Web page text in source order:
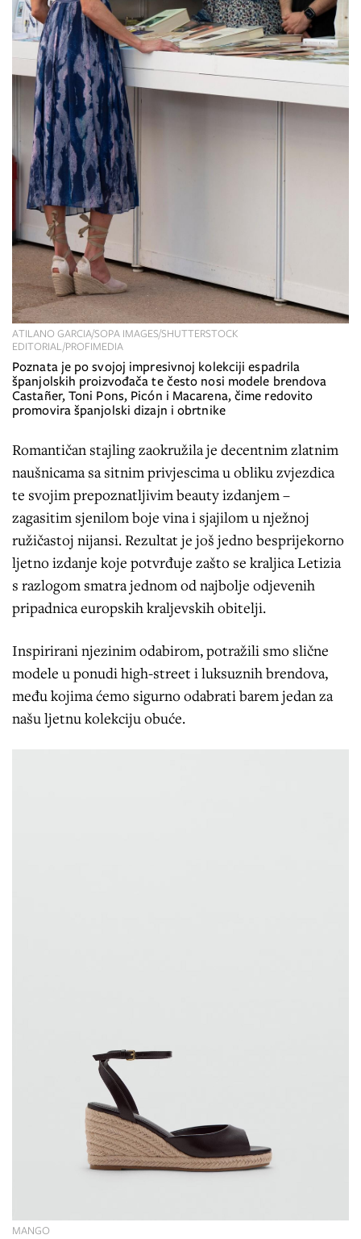
Poznata je po svojoj impresivnoj kolekciji espadrila
španjolskih proizvođača te često nosi modele brendova
Castañer, Toni Pons, Picón i Macarena, čime redovito
promovira španjolski dizajn i obrtnike
ATILANO GARCIA/SOPA IMAGES/SHUTTERSTOCK
EDITORIAL/PROFIMEDIA
Romantičan stajling zaokružila je decentnim zlatnim
naušnicama sa sitnim privjescima u obliku zvjezdica
te svojim prepoznatljivim beauty izdanjem –
zagasitim sjenilom boje vina i sjajilom u nježnoj
ružičastoj nijansi. Rezultat je još jedno besprijekorno
ljetno izdanje koje potvrđuje zašto se kraljica Letizia
s razlogom smatra jednom od najbolje odjevenih
pripadnica europskih kraljevskih obitelji.
Inspirirani njezinim odabirom, potražili smo slične
modele u ponudi high-street i luksuznih brendova,
među kojima ćemo sigurno odabrati barem jedan za
našu ljetnu kolekciju obuće.
MANGO